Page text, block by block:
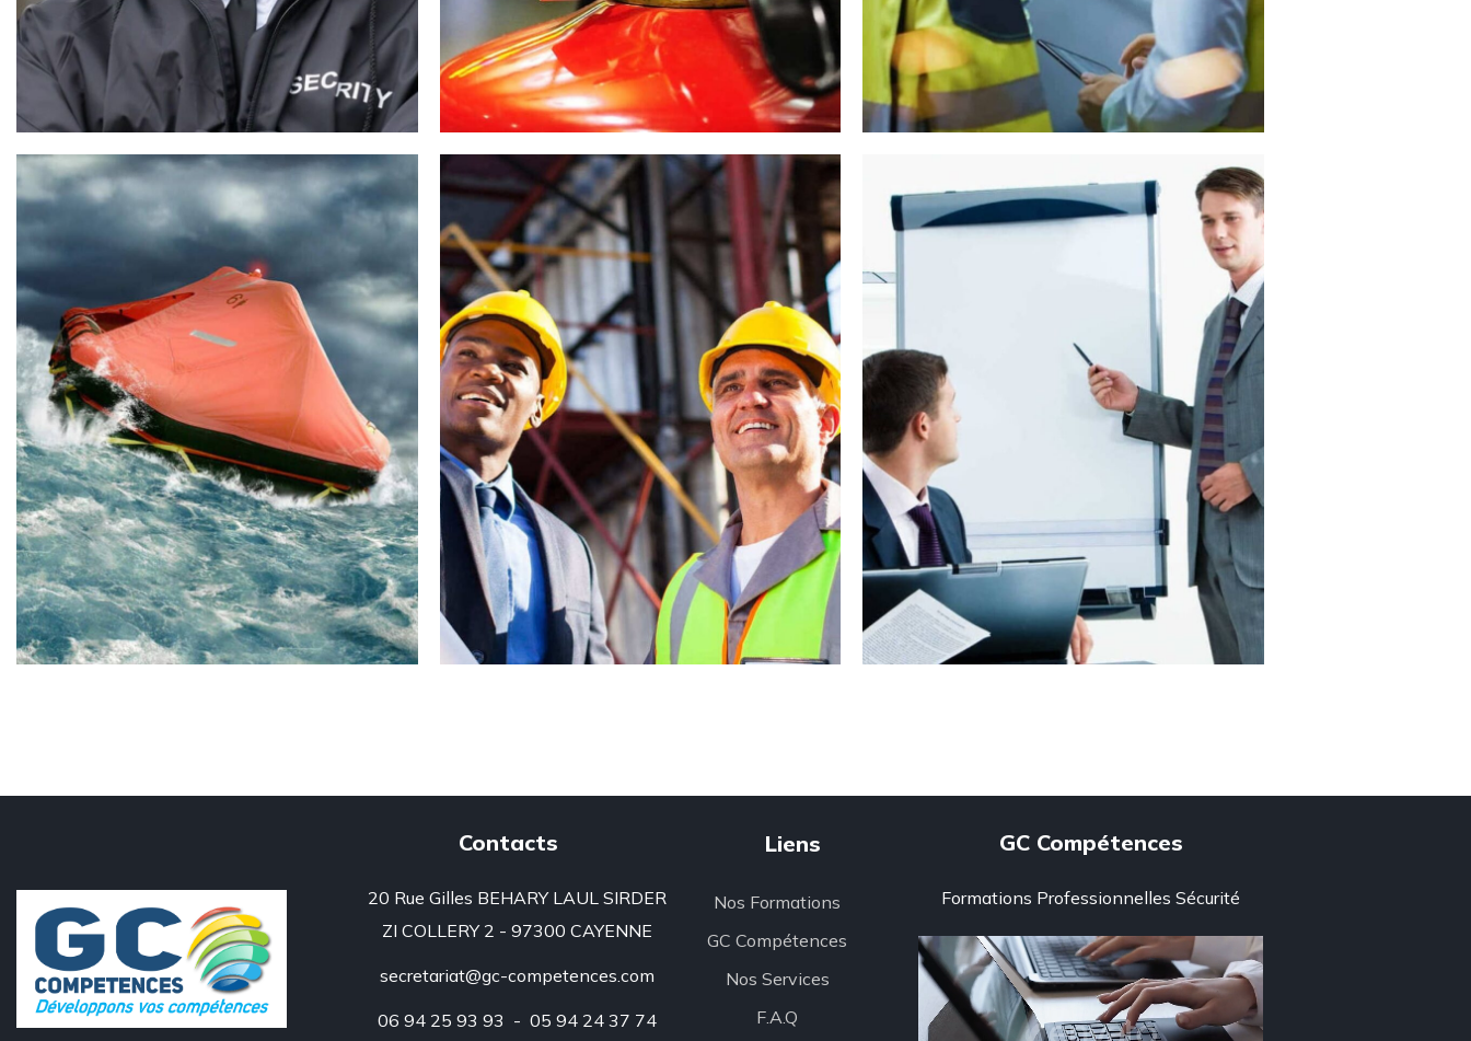
Contacts
20 Rue Gilles BEHARY LAUL SIRDER
ZI COLLERY 2 - 97300 CAYENNE
secretariat@gc-competences.com
06 94 25 93 93 - 05 94 24 37 74
Liens
Nos Formations
GC Compétences
Nos Services
F.A.Q
GC Compétences
Formations Professionnelles Sécurité